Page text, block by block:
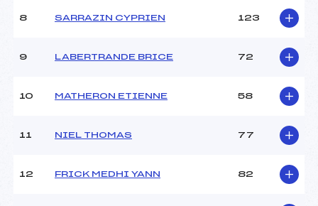
Ouvreurs D :
Météo :
Nombre de portes :
37
Traceur :
TESTOU PHILIPPE (AP)
8 SARRAZIN CYPRIEN 123
9 LABERTRANDE BRICE 72
10 MATHERON ETIENNE 58
11 NIEL THOMAS 77
12 FRICK MEDHI YANN 82